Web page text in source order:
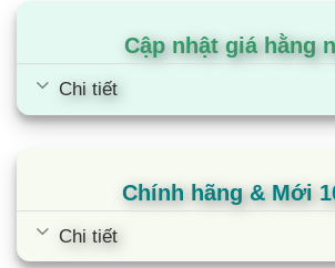
Cập nhật giá hằng
Chi tiết
Chính hãng & Mới
Chi tiết